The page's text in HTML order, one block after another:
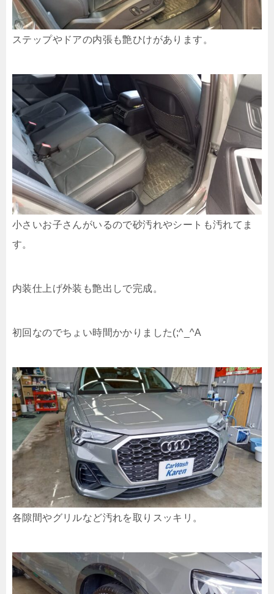
ステップやドアの内張も艶ひけがあります。
小さいお子さんがいるので砂汚れやシートも汚れてま
す。
内装仕上げ外装も艶出しで完成。
初回なのでちょい時間かかりました(;^_^A
各隙間やグリルなど汚れを取りスッキリ。